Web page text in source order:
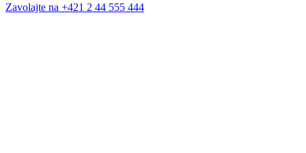
Zavolajte na +421 2 44 555 444